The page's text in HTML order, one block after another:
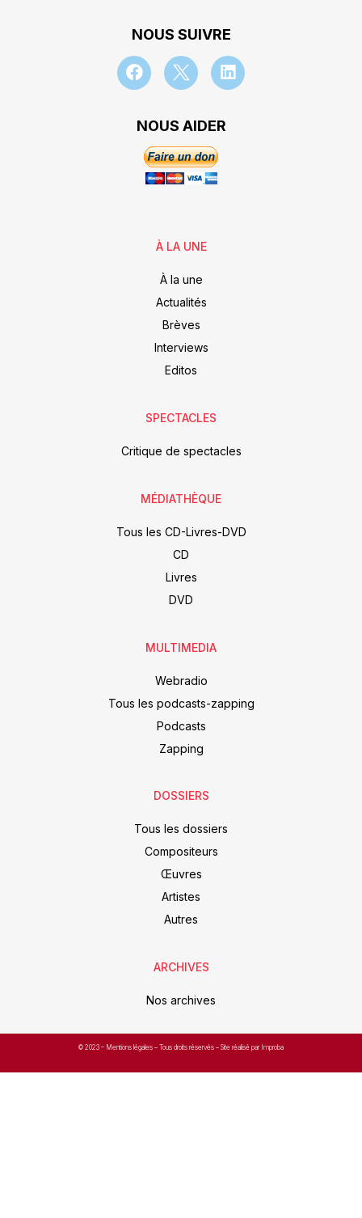
NOUS SUIVRE
NOUS AIDER
À LA UNE
À la une
Actualités
Brèves
Interviews
Editos
SPECTACLES
Critique de spectacles
MÉDIATHÈQUE
Tous les CD-Livres-DVD
CD
Livres
DVD
MULTIMEDIA
Webradio
Tous les podcasts-zapping
Podcasts
Zapping
DOSSIERS
Tous les dossiers
Compositeurs
Œuvres
Artistes
Autres
ARCHIVES
Nos archives
© 2023 – Mentions légales – Tous droits réservés – Site réalisé par Improba